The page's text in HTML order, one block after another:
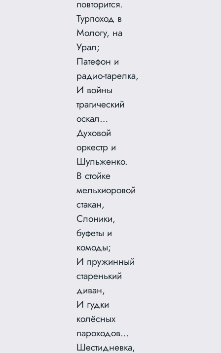
повторится.
Турпоход в
Мологу, на
Урал;
Патефон и
радио-тарелка,
И войны
трагический
оскал…
Духовой
оркестр и
Шульженко.
В стойке
мельхиоровой
стакан,
Слоники,
буфеты и
комоды;
И пружинный
старенький
диван,
И гудки
колёсных
пароходов…
Шестидневка,